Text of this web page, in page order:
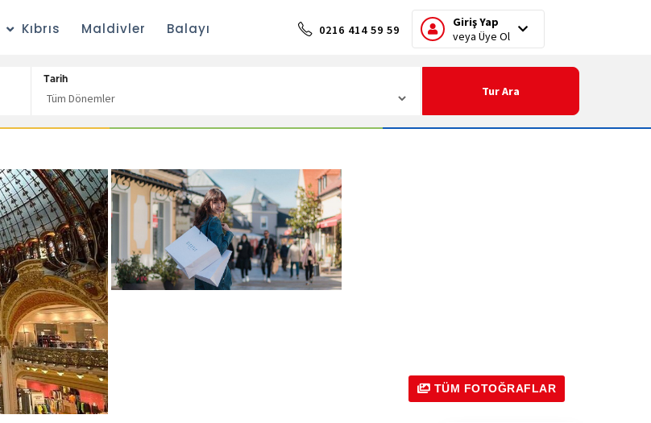
0216 414 59 59
Giriş Yap
veya Üye Ol
Kıbrıs Maldivler Balayı
Tarih
Tur Ara
TÜM FOTOĞRAFLAR